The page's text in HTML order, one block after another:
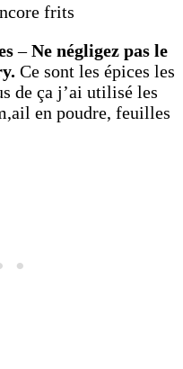
frits
–Ne négligez pas le
Ce sont les épices les
de ça j’ai utilisé les
en poudre, feuilles